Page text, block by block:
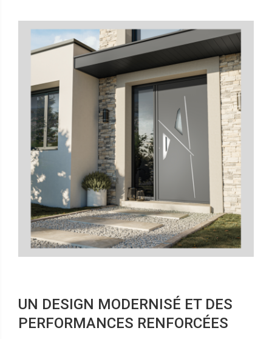
UN DESIGN MODERNISÉ ET DES
PERFORMANCES RENFORCÉES